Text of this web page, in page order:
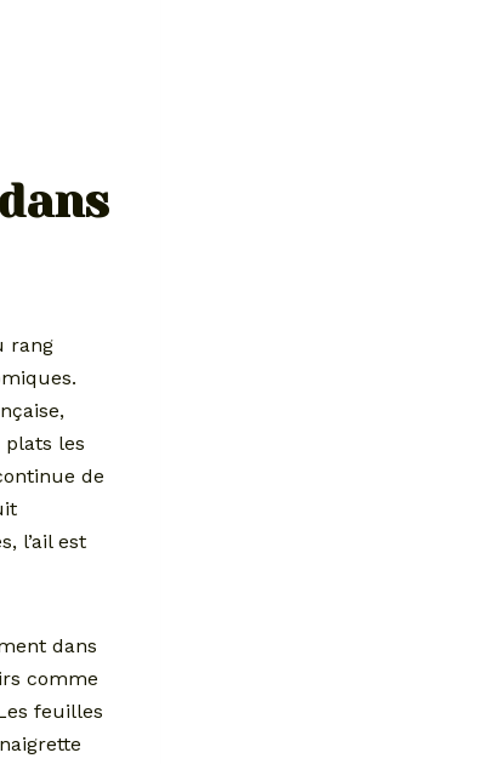
rang
les
de
l’ail est
dans
comme
feuilles